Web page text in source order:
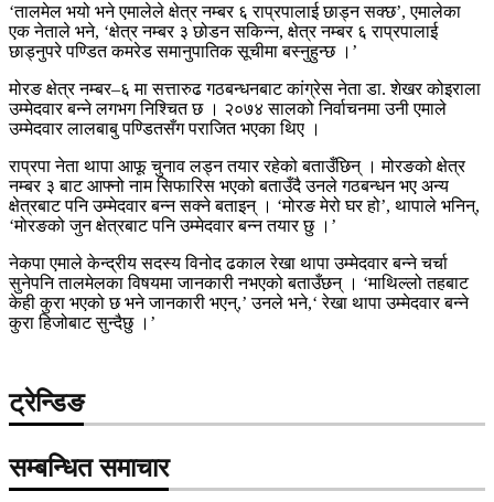
‘तालमेल भयो भने एमालेले क्षेत्र नम्बर ६ राप्रपालाई छाड्न सक्छ’, एमालेका
एक नेताले भने, ‘क्षेत्र नम्बर ३ छोडन सकिन्न, क्षेत्र नम्बर ६ राप्रपालाई
छाड्नुपरे पण्डित कमरेड समानुपातिक सूचीमा बस्नुहुन्छ ।’
मोरङ क्षेत्र नम्बर–६ मा सत्तारुढ गठबन्धनबाट कांग्रेस नेता डा. शेखर कोइराला
उम्मेदवार बन्ने लगभग निश्चित छ । २०७४ सालको निर्वाचनमा उनी एमाले
उम्मेदवार लालबाबु पण्डितसँग पराजित भएका थिए ।
राप्रपा नेता थापा आफू चुनाव लड्न तयार रहेको बताउँछिन् । मोरङको क्षेत्र
नम्बर ३ बाट आफ्नो नाम सिफारिस भएको बताउँदै उनले गठबन्धन भए अन्य
क्षेत्रबाट पनि उम्मेदवार बन्न सक्ने बताइन् । ‘मोरङ मेरो घर हो’, थापाले भनिन्,
‘मोरङको जुन क्षेत्रबाट पनि उम्मेदवार बन्न तयार छु ।’
नेकपा एमाले केन्द्रीय सदस्य विनोद ढकाल रेखा थापा उम्मेदवार बन्ने चर्चा
सुनेपनि तालमेलका विषयमा जानकारी नभएको बताउँछन् । ‘माथिल्लो तहबाट
केही कुरा भएको छ भने जानकारी भएन्,’ उनले भने,‘ रेखा थापा उम्मेदवार बन्ने
कुरा हिजोबाट सुन्दैछु ।’
ट्रेन्डिङ
सम्बन्धित समाचार